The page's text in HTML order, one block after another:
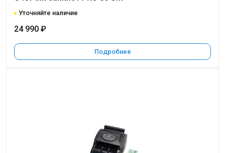
Уточняйте наличие
24 990 ₽
Подробнее